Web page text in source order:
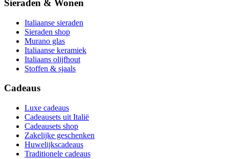
Sieraden & Wonen
Italiaanse sieraden
Sieraden shop
Murano glas
Italiaanse keramiek
Italiaans olijfhout
Stoffen & sjaals
Cadeaus
Luxe cadeaus
Cadeausets uit Italië
Cadeausets shop
Zakelijke geschenken
Huwelijkscadeaus
Traditionele cadeaus